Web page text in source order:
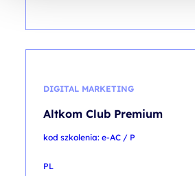
DIGITAL MARKETING
Altkom Club Premium
kod szkolenia: e-AC / P
PL